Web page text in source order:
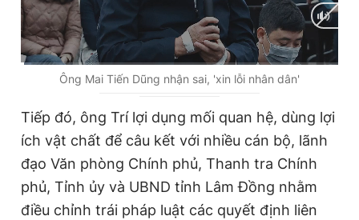
r
n
0:02 / D
r
a
1:57
Ông Mai Tiến Dũng nhận sai, 'xin lỗi nhân dân'
Tiếp đó, ông Trí lợi dụng mối quan hệ, dùng lợi
ích vật chất để câu kết với nhiều cán bộ, lãnh
đạo Văn phòng Chính phủ, Thanh tra Chính
phủ, Tỉnh ủy và UBND tỉnh Lâm Đồng nhằm
điều chỉnh trái pháp luật các quyết định liên